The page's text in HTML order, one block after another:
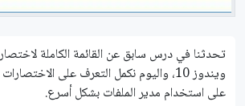
تحدثنا في درس سابق عن القائمة الكاملة
ويندوز 10، واليوم نكمل التعرف على
على استخدام مدير الملفات بشكل أسرع.